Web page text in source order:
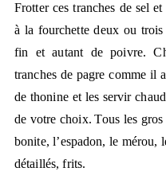
Frotter ces tranches de sel
à la fourchette deux ou
fin et autant de poivre.
tranches de pagre comme il
de thonine et les servir
de votre choix. Tous les gros
bonite, l’espadon, le mérou,
détaillés, frits.